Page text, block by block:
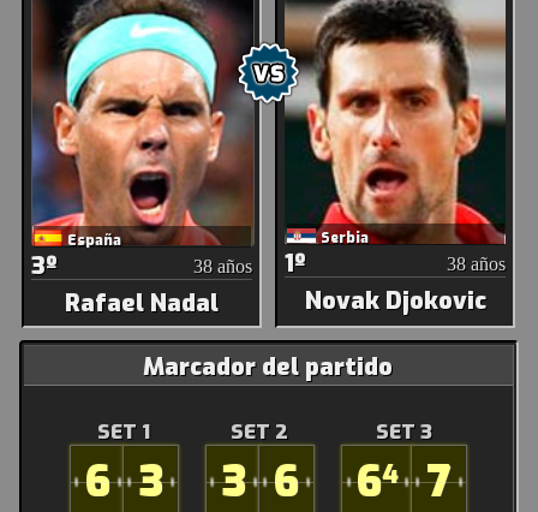
España
3º 38 años
Rafael Nadal
Serbia
1º 38 años
Novak Djokovic
Marcador del partido
SET 1
6 3
SET 2
3 6
SET 3
64 7